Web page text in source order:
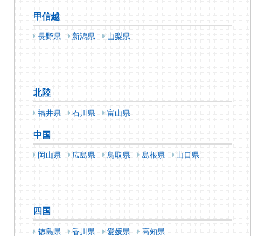
甲信越
長野県 新潟県 山梨県
北陸
福井県 石川県 富山県
中国
岡山県 広島県 鳥取県 島根県 山口県
四国
徳島県 香川県 愛媛県 高知県